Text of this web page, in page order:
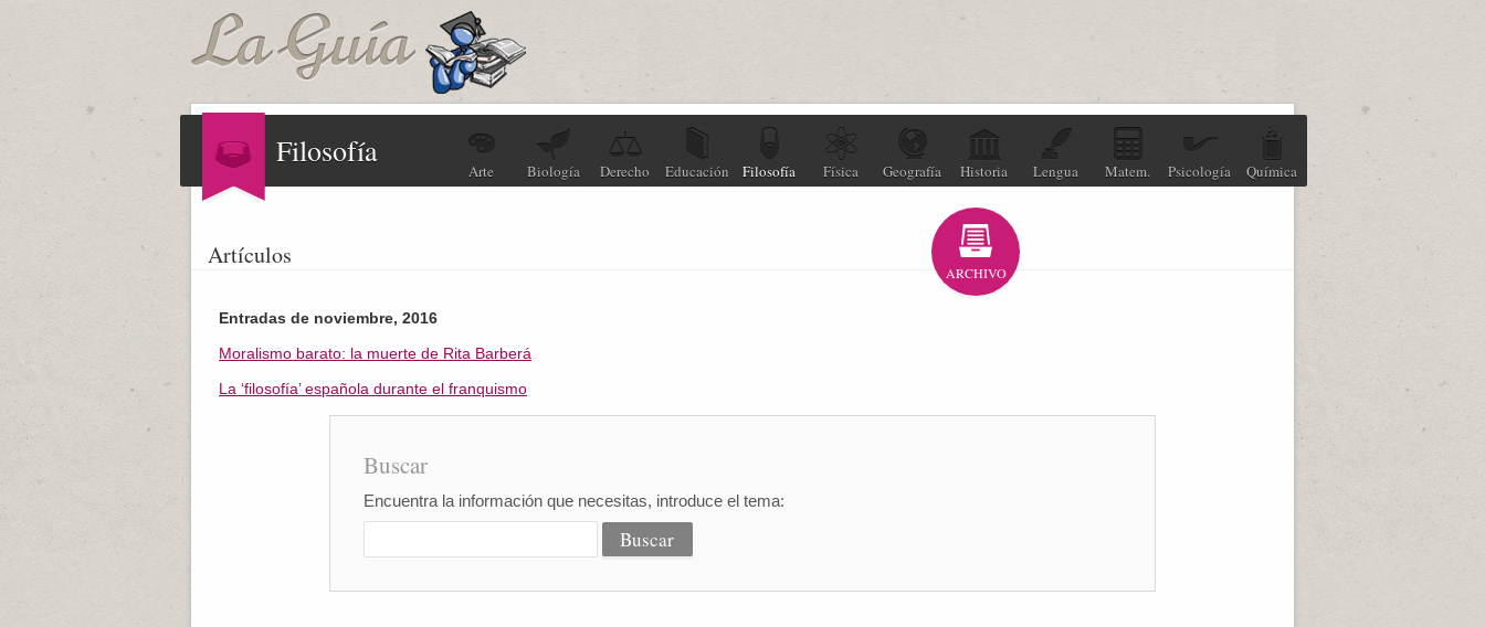
Filosofía
Arte Biología Derecho Educación Filosofía Física Geografía Historia Lengua Matem. Psicología Química
Artículos
ARCHIVO
Entradas de noviembre, 2016
Moralismo barato: la muerte de Rita Barberá
La ‘filosofía’ española durante el franquismo
Buscar
Encuentra la información que necesitas, introduce el tema: